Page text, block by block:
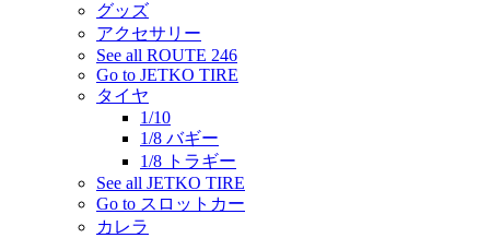
グッズ
アクセサリー
See all ROUTE 246
Go to JETKO TIRE
タイヤ
1/10
1/8 バギー
1/8 トラギー
See all JETKO TIRE
Go to スロットカー
カレラ